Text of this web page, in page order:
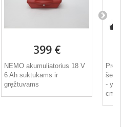
399 €
NEMO akumuliatorius 18 V
6 Ah suktukams ir
gręžtuvams
-
cm